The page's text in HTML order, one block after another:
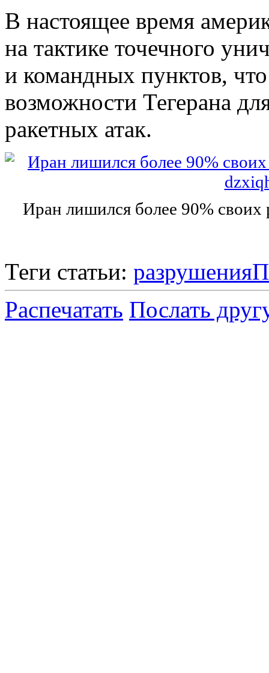
В настоящее время
на тактике точечного
и командных пунктов,
возможности Тегерана
ракетных атак.
Иран лишился более 90%
Теги статьи: разрушения
Распечатать Послать